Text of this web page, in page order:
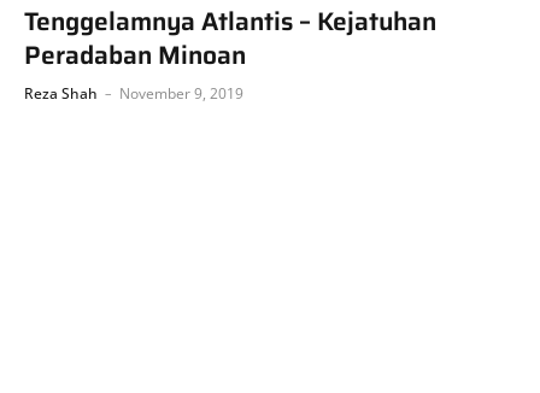
Tenggelamnya Atlantis – Kejatuhan
Peradaban Minoan
Reza Shah November 9, 2019